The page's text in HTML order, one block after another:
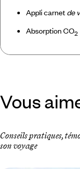
Appli carnet de
Absorption CO2
Vous
Conseils pratiques,
son voyage